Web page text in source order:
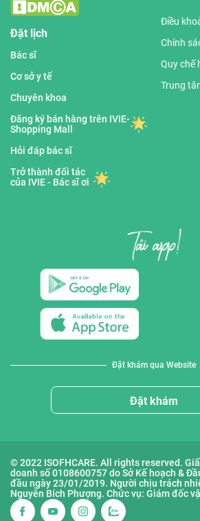
Đặt lịch
Bác sĩ
Cơ sở y tế
Chuyên khoa
Đăng ký bán hàng trên IVIE-
Shopping Mall
Hỏi đáp bác sĩ
Trở thành đối tác
của IVIE - Bác sĩ ơi
Điều
Chính
Quy chế
Trung
Đặt khám qua Website
Đặt khám
© 2022 ISOFHCARE. All rights reserved.
doanh số 0108600757 do Sở Kế hoạch &
đầu ngày 23/01/2019. Người chịu trách
Nguyễn Bích Phượng. Chức vụ: Giám đốc